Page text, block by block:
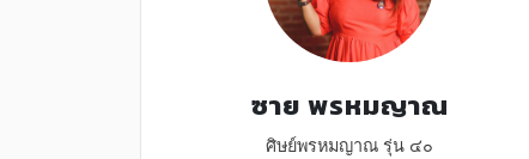
ซาย พรหมญาณ
ศิษย์พรหมญาณ รุ่น ๔๐